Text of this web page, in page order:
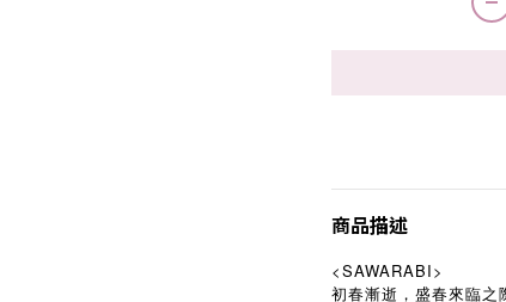
商品描述
<SAWARABI>
初春漸逝，盛春來臨之